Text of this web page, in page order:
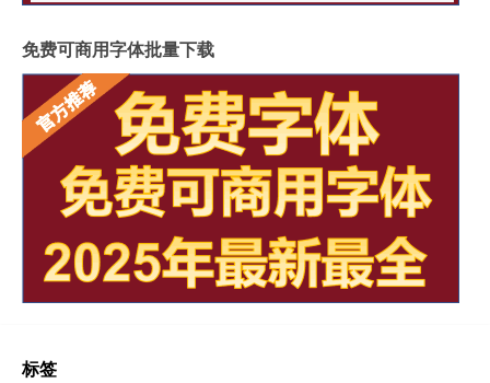
免费可商用字体批量下载
标签